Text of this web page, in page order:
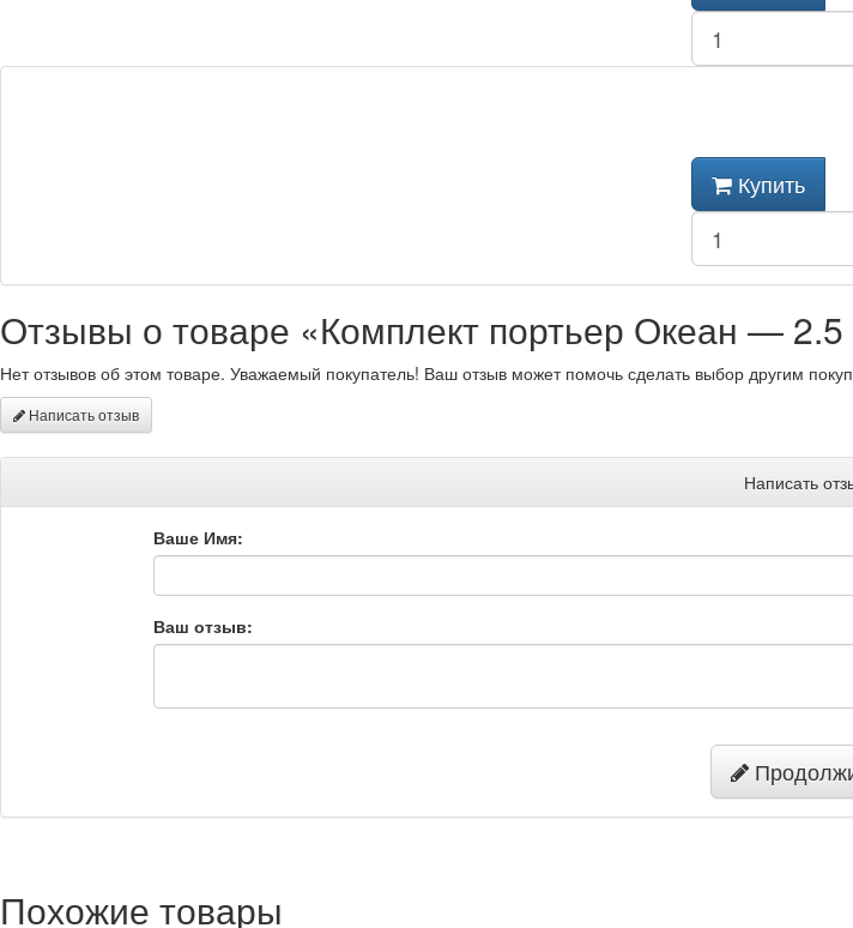
Купить
Отзывы о товаре «Комплект портьер Океан — 2.5
Нет отзывов об этом товаре. Уважаемый покупатель! Ваш отзыв может помочь сделать выбор другим
Написать отзыв
Написать
Ваше Имя:
Ваш отзыв:
Похожие товары